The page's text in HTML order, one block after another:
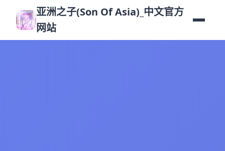
亚洲之子(Son Of Asia)_中文官方
网站